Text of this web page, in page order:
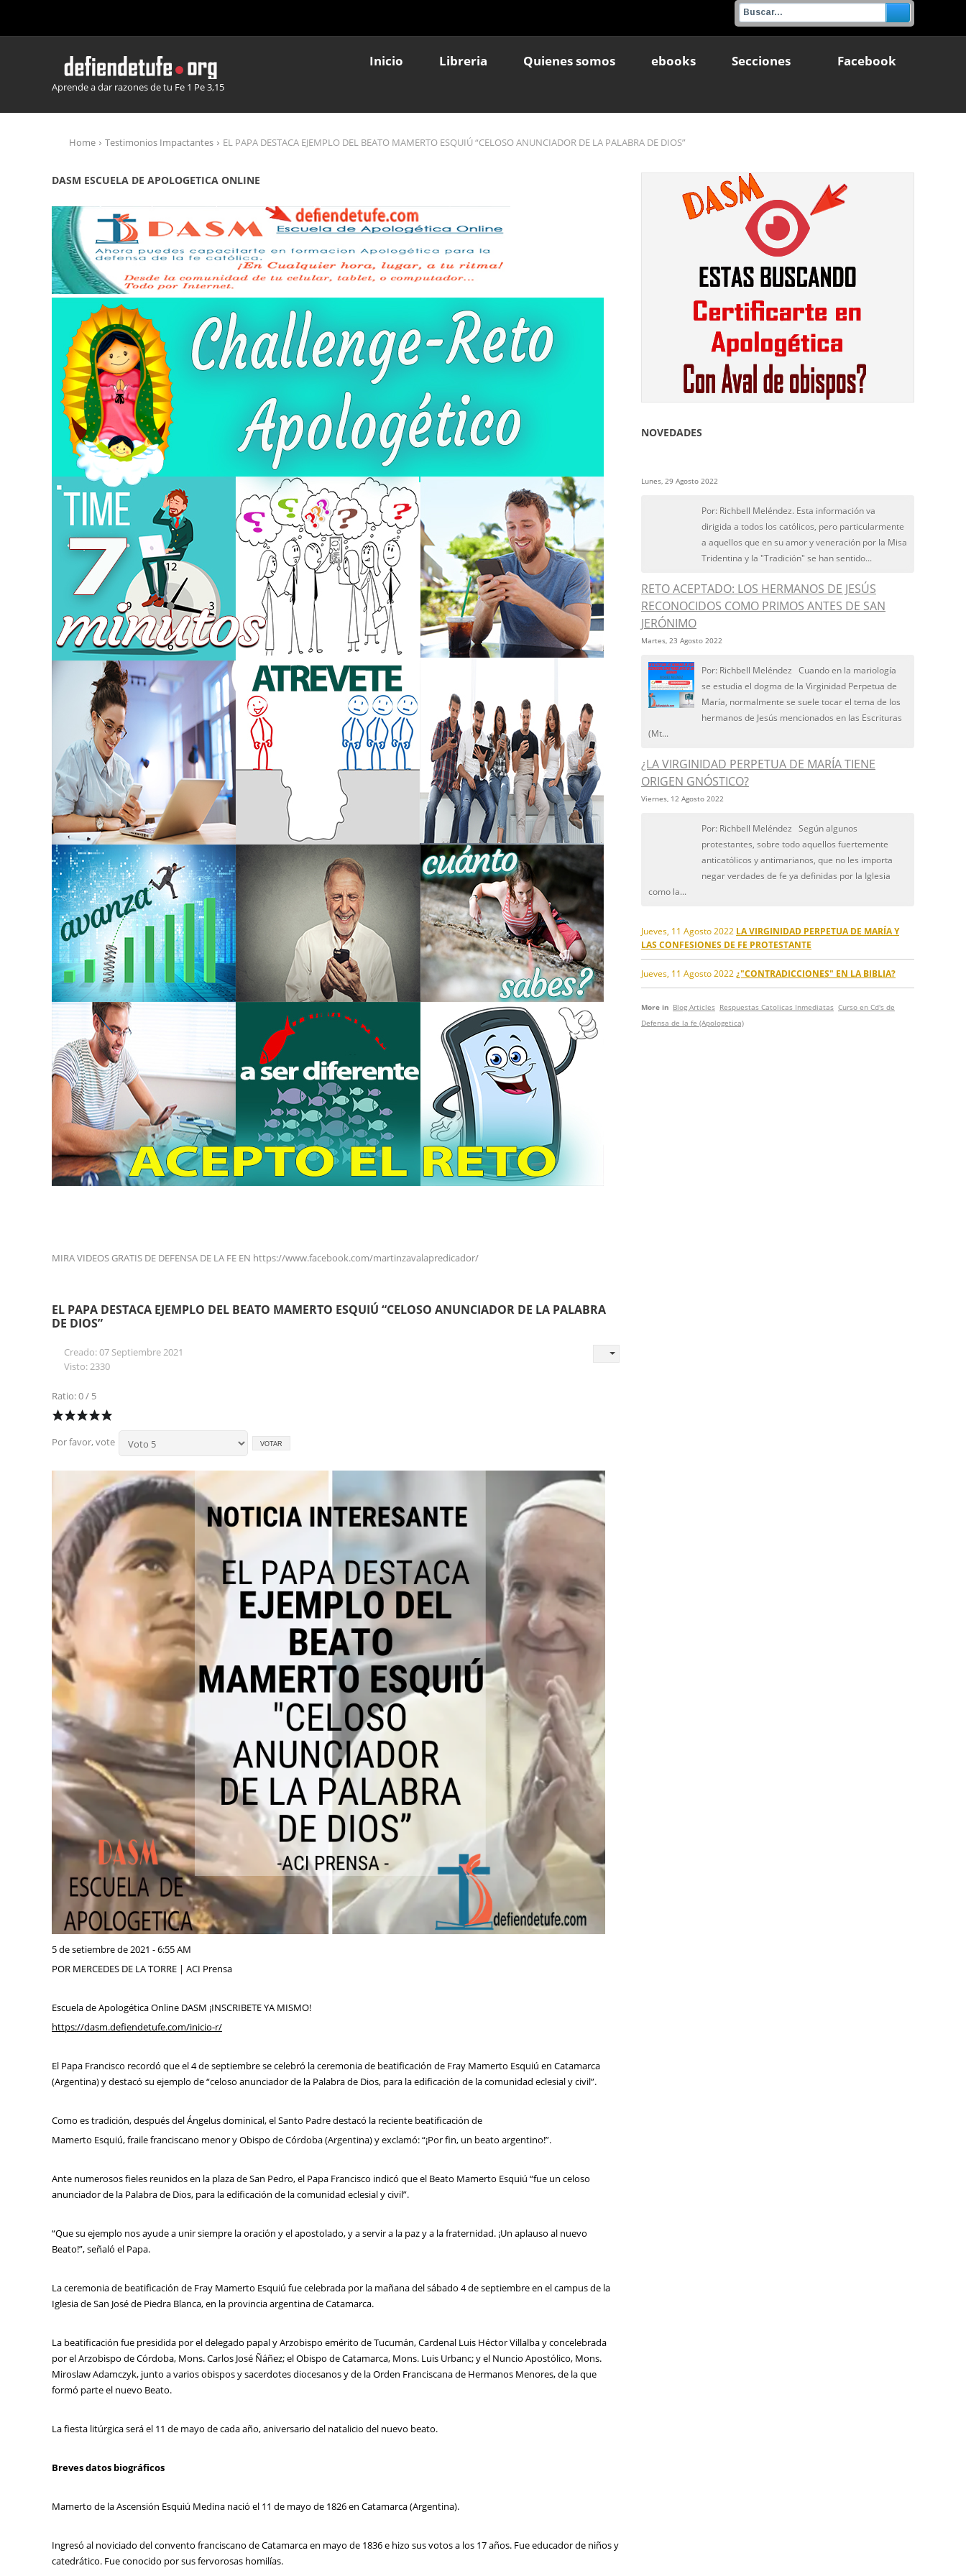
Aprende a dar razones de tu Fe 1 Pe 3,15
Inicio Libreria Quienes somos ebooks Secciones Facebook
Home Testimonios Impactantes EL PAPA DESTACA EJEMPLO DEL BEATO MAMERTO ESQUIÚ “CELOSO ANUNCIADOR DE LA PALABRA DE DIOS”
DASM ESCUELA DE APOLOGETICA ONLINE
MIRA VIDEOS GRATIS DE DEFENSA DE LA FE EN https://www.facebook.com/martinzavalapredicador/
EL PAPA DESTACA EJEMPLO DEL BEATO MAMERTO ESQUIÚ “CELOSO ANUNCIADOR DE LA PALABRA
DE DIOS”
Creado: 07 Septiembre 2021
Visto: 2330
Ratio: 0 / 5
Por favor, vote
5 de setiembre de 2021 - 6:55 AM
POR MERCEDES DE LA TORRE | ACI Prensa
Escuela de Apologética Online DASM ¡INSCRIBETE YA MISMO!
https://dasm.defiendetufe.com/inicio-r/
El Papa Francisco recordó que el 4 de septiembre se celebró la ceremonia de beatificación de Fray Mamerto Esquiú en Catamarca
(Argentina) y destacó su ejemplo de “celoso anunciador de la Palabra de Dios, para la edificación de la comunidad eclesial y civil”.
Como es tradición, después del Ángelus dominical, el Santo Padre destacó la reciente beatificación de
Mamerto Esquiú, fraile franciscano menor y Obispo de Córdoba (Argentina) y exclamó: “¡Por fin, un beato argentino!”.
Ante numerosos fieles reunidos en la plaza de San Pedro, el Papa Francisco indicó que el Beato Mamerto Esquiú “fue un celoso
anunciador de la Palabra de Dios, para la edificación de la comunidad eclesial y civil”.
“Que su ejemplo nos ayude a unir siempre la oración y el apostolado, y a servir a la paz y a la fraternidad. ¡Un aplauso al nuevo
Beato!”, señaló el Papa.
La ceremonia de beatificación de Fray Mamerto Esquiú fue celebrada por la mañana del sábado 4 de septiembre en el campus de la
Iglesia de San José de Piedra Blanca, en la provincia argentina de Catamarca.
La beatificación fue presidida por el delegado papal y Arzobispo emérito de Tucumán, Cardenal Luis Héctor Villalba y concelebrada
por el Arzobispo de Córdoba, Mons. Carlos José Ñáñez; el Obispo de Catamarca, Mons. Luis Urbanc; y el Nuncio Apostólico, Mons.
Miroslaw Adamczyk, junto a varios obispos y sacerdotes diocesanos y de la Orden Franciscana de Hermanos Menores, de la que
formó parte el nuevo Beato.
La fiesta litúrgica será el 11 de mayo de cada año, aniversario del natalicio del nuevo beato.
Breves datos biográficos
Mamerto de la Ascensión Esquiú Medina nació el 11 de mayo de 1826 en Catamarca (Argentina).
Ingresó al noviciado del convento franciscano de Catamarca en mayo de 1836 e hizo sus votos a los 17 años. Fue educador de niños y
catedrático. Fue conocido por sus fervorosas homilías.
NOVEDADES
Lunes, 29 Agosto 2022
Por: Richbell Meléndez. Esta información va
dirigida a todos los católicos, pero particularmente
a aquellos que en su amor y veneración por la Misa
Tridentina y la "Tradición" se han sentido...
RETO ACEPTADO: LOS HERMANOS DE JESÚS
RECONOCIDOS COMO PRIMOS ANTES DE SAN
JERÓNIMO
Martes, 23 Agosto 2022
Por: Richbell Meléndez Cuando en la mariología
se estudia el dogma de la Virginidad Perpetua de
María, normalmente se suele tocar el tema de los
hermanos de Jesús mencionados en las Escrituras
(Mt...
¿LA VIRGINIDAD PERPETUA DE MARÍA TIENE
ORIGEN GNÓSTICO?
Viernes, 12 Agosto 2022
Por: Richbell Meléndez Según algunos
protestantes, sobre todo aquellos fuertemente
anticatólicos y antimarianos, que no les importa
negar verdades de fe ya definidas por la Iglesia
como la...
Jueves, 11 Agosto 2022 LA VIRGINIDAD PERPETUA DE MARÍA Y
LAS CONFESIONES DE FE PROTESTANTE
Jueves, 11 Agosto 2022 ¿"CONTRADICCIONES" EN LA BIBLIA?
More in Blog Articles Respuestas Catolicas Inmediatas Curso en Cd's de
Defensa de la fe (Apologetica)